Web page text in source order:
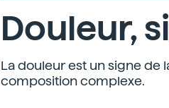
Douleur,
La douleur est un signe de
composition complexe.